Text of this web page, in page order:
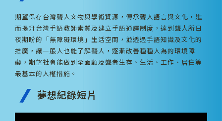
期望保存台灣聾人文物與學術資源，傳承聾人語言與文化，進
而提升台灣手語教師素質及建立手語通譯制度，達到聾人所日
夜期盼的「無障礙環境」生活空間，並透過手語知識及文化的
推廣，讓一般人也能了解聾人，逐漸改善種種人為的環境障
礙，期望社會能做到全面顧及聾者生存、生活、工作、居住等
最基本的人權措施。
夢想紀錄短片